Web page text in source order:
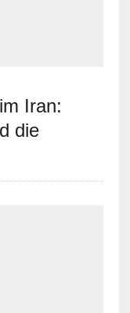
Iran:
die